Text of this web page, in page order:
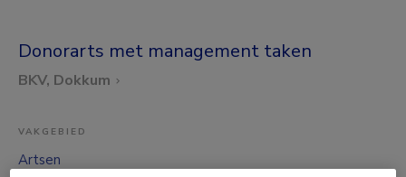
Donorarts met management taken
BKV, Dokkum
VAKGEBIED
Artsen